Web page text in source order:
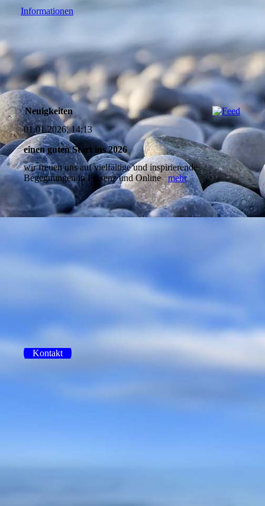
Informationen
Neuigkeiten
01.01.2026, 14:13
einen guten Start ins 2026
wir freuen uns auf vielfältige und inspirierende
Begegnungen in Präsenz und Onlinemehr
Kontakt